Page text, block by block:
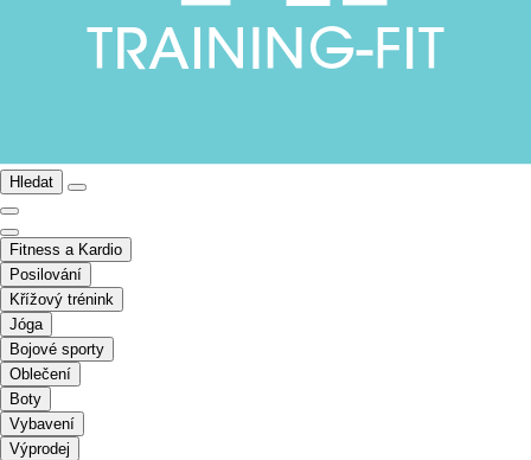
Hledat
Fitness a Kardio
Posilování
Křížový trénink
Jóga
Bojové sporty
Oblečení
Boty
Vybavení
Výprodej